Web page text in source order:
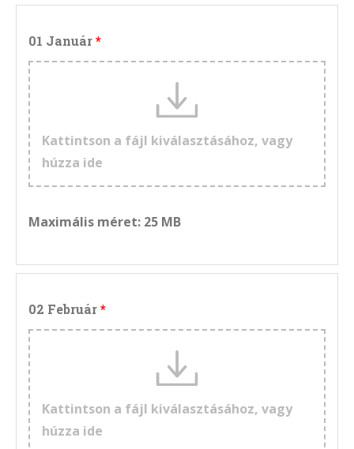
01 Január
Kattintson a fájl kiválasztásához, vagy
húzza ide
Maximális méret: 25 MB
02 Február
Kattintson a fájl kiválasztásához, vagy
húzza ide